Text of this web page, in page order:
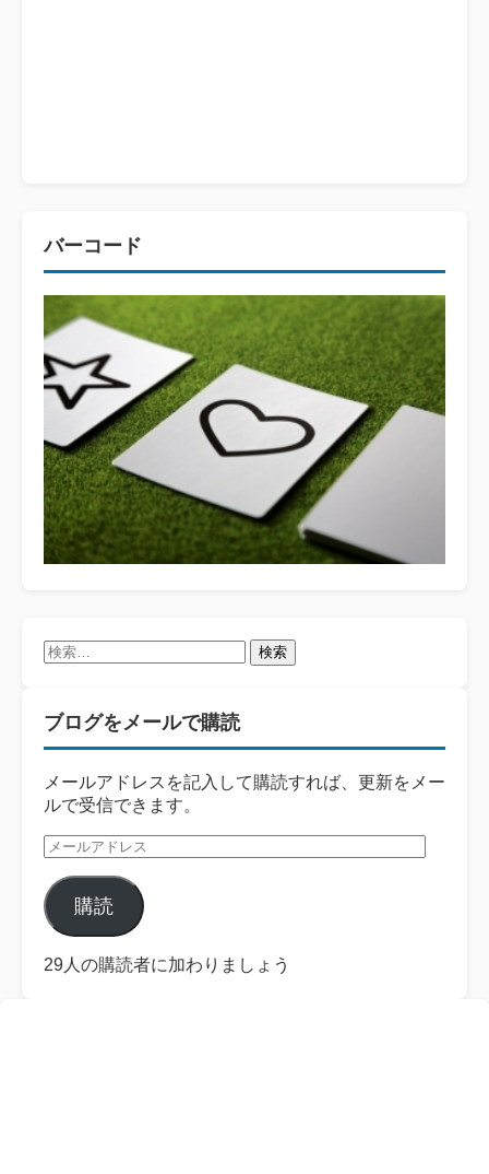
バーコード
検
ブログをメールで購読
メールアドレスを記入して購読すれば、更新をメー
ルで受信できます。
メ
ル
ア
ド
レ
購読
29人の購読者に加わりましょう